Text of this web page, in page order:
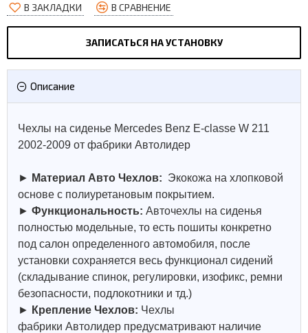
В ЗАКЛАДКИ В СРАВНЕНИЕ
ЗАПИСАТЬСЯ НА УСТАНОВКУ
Описание
Чехлы на сиденье Mercedes Benz E-classe W 211
2002-2009 от фабрики Автолидер
► Материал Авто Чехлов: Экокожа на хлопковой
основе с полиуретановым покрытием.
► Функциональность: Авточехлы на сиденья
полностью модельные, то есть пошиты конкретно
под салон определенного автомобиля, после
установки сохраняется весь функционал сидений
(складывание спинок, регулировки, изофикс, ремни
безопасности, подлокотники и тд.)
► Крепление Чехлов: Чехлы
фабрики Автолидер предусматривают наличие